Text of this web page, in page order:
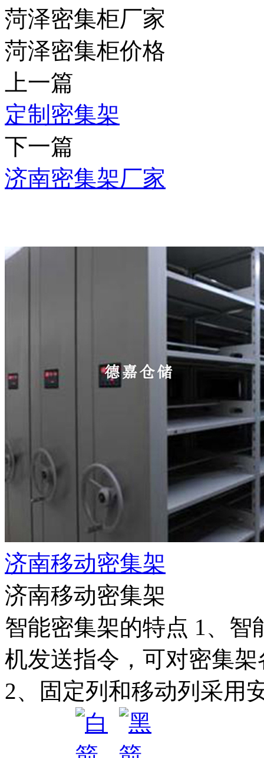
菏泽密集柜厂家
菏泽密集柜价格
上一篇
定制密集架
下一篇
济南密集架厂家
济南移动密集架
济南移动密集架
智能密集架的特点 1、
机发送指令，可对密集
2、固定列和移动列采用